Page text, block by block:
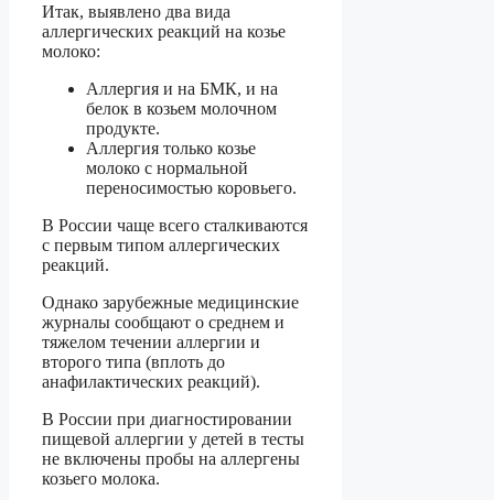
Итак, выявлено два вида
аллергических реакций на козье
молоко:
Аллергия и на БМК, и на
белок в козьем молочном
продукте.
Аллергия только козье
молоко с нормальной
переносимостью коровьего.
В России чаще всего сталкиваются
с первым типом аллергических
реакций.
Однако зарубежные медицинские
журналы сообщают о среднем и
тяжелом течении аллергии и
второго типа (вплоть до
анафилактических реакций).
В России при диагностировании
пищевой аллергии у детей в тесты
не включены пробы на аллергены
козьего молока.